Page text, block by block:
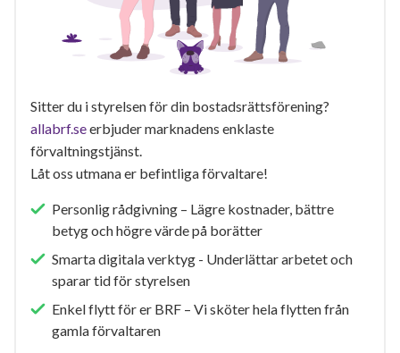
Sitter du i styrelsen för din bostadsrättsförening?
allabrf.seerbjuder marknadens enklaste
förvaltningstjänst.
Låt oss utmana er befintliga förvaltare!
Personlig rådgivning – Lägre kostnader, bättre
betyg och högre värde på borätter
Smarta digitala verktyg - Underlättar arbetet och
sparar tid för styrelsen
Enkel flytt för er BRF – Vi sköter hela flytten från
gamla förvaltaren